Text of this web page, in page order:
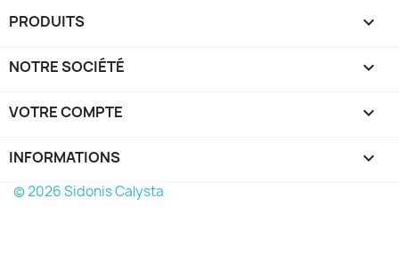
PRODUITS 
NOTRE SOCIÉTÉ 
VOTRE COMPTE 
INFORMATIONS keyboard_arrow_down
© 2026 Sidonis Calysta